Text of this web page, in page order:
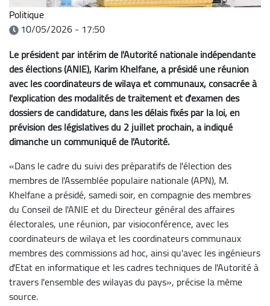
Politique
10/05/2026 - 17:50
Le président par intérim de l'Autorité nationale indépendante
des élections (ANIE), Karim Khelfane, a présidé une réunion
avec les coordinateurs de wilaya et communaux, consacrée à
l'explication des modalités de traitement et d'examen des
dossiers de candidature, dans les délais fixés par la loi, en
prévision des législatives du 2 juillet prochain, a indiqué
dimanche un communiqué de l'Autorité.
«Dans le cadre du suivi des préparatifs de l'élection des
membres de l'Assemblée populaire nationale (APN), M.
Khelfane a présidé, samedi soir, en compagnie des membres
du Conseil de l'ANIE et du Directeur général des affaires
électorales, une réunion, par visioconférence, avec les
coordinateurs de wilaya et les coordinateurs communaux
membres des commissions ad hoc, ainsi qu'avec les ingénieurs
d'Etat en informatique et les cadres techniques de l'Autorité à
travers l'ensemble des wilayas du pays», précise la même
source.